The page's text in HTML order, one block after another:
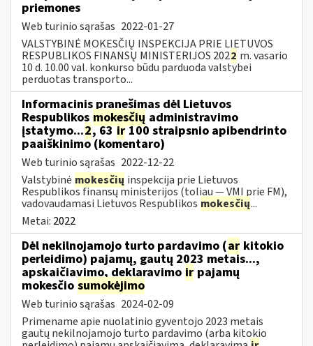
priemones
Web turinio sąrašas 2022-01-27
VALSTYBINĖ MOKESČIŲ INSPEKCIJA PRIE LIETUVOS
RESPUBLIKOS FINANSŲ MINISTERIJOS 2022 m. vasario
10 d. 10.00 val. konkurso būdu parduoda valstybei
perduotas transporto...
Informacinis pranešimas dėl Lietuvos
Respublikos mokesčių administravimo
įstatymo...2, 63ir100 straipsnio apibendrinto
paaiškinimo (komentaro)
Web turinio sąrašas 2022-12-22
Valstybinė mokesčių inspekcija prie Lietuvos
Respublikos finansų ministerijos (toliau — VMI prie FM),
vadovaudamasi Lietuvos Respublikos mokesčių...
Metai: 2022
Dėl nekilnojamojo turto pardavimo (ar kitokio
perleidimo) pajamų, gautų 2023 metais...,
apskaičiavimo, deklaravimo ir pajamų
mokesčio sumokėjimo
Web turinio sąrašas 2024-02-09
Primename apie nuolatinio gyventojo 2023 metais
gautų nekilnojamojo turto pardavimo (arba kitokio